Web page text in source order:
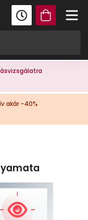
akár -40%